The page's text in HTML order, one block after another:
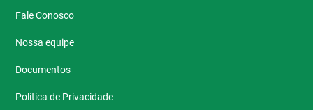
Fale Conosco
Nossa equipe
Documentos
Política de Privacidade